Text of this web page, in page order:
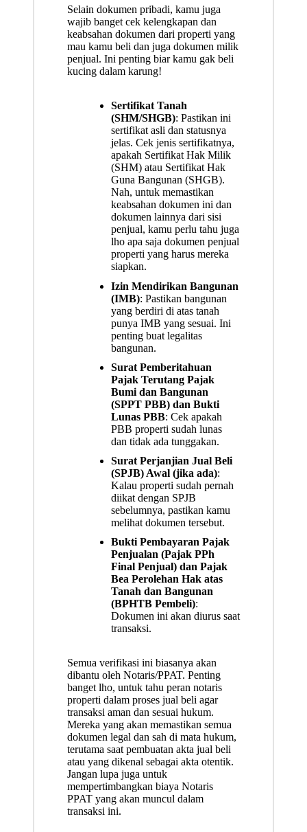
Selain dokumen pribadi, kamu juga
wajib banget cek kelengkapan dan
keabsahan dokumen dari properti yang
mau kamu beli dan juga dokumen milik
penjual. Ini penting biar kamu gak beli
kucing dalam karung!
Sertifikat Tanah
(SHM/SHGB): Pastikan ini
sertifikat asli dan statusnya
jelas. Cek jenis sertifikatnya,
apakah Sertifikat Hak Milik
(SHM) atau Sertifikat Hak
Guna Bangunan (SHGB).
Nah, untuk memastikan
keabsahan dokumen ini dan
dokumen lainnya dari sisi
penjual, kamu perlu tahu juga
lho apa saja dokumen penjual
propertiyang harus mereka
siapkan.
Izin Mendirikan Bangunan
(IMB): Pastikan bangunan
yang berdiri di atas tanah
punya IMB yang sesuai. Ini
penting buat legalitas
bangunan.
Surat Pemberitahuan
Pajak Terutang Pajak
Bumi dan Bangunan
(SPPT PBB) dan Bukti
Lunas PBB: Cek apakah
PBB properti sudah lunas
dan tidak ada tunggakan.
Surat Perjanjian Jual Beli
(SPJB) Awal (jika ada):
Kalau properti sudah pernah
diikat dengan SPJB
sebelumnya, pastikan kamu
melihat dokumen tersebut.
Bukti Pembayaran Pajak
Penjualan (Pajak PPh
Final Penjual) dan Pajak
Bea Perolehan Hak atas
Tanah dan Bangunan
(BPHTB Pembeli):
Dokumen ini akan diurus saat
transaksi.
Semua verifikasi ini biasanya akan
dibantu oleh Notaris/PPAT. Penting
banget lho, untuk tahu peran notaris
propertidalam proses jual beli agar
transaksi aman dan sesuai hukum.
Mereka yang akan memastikan semua
dokumen legal dan sah di mata hukum,
terutama saat pembuatan akta jual beli
atau yang dikenal sebagai akta otentik.
Jangan lupa juga untuk
mempertimbangkan biaya Notaris
PPATyang akan muncul dalam
transaksi ini.